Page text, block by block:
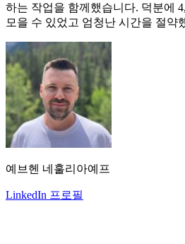
하는 작업을 함께했습니다. 덕분에
모을 수 있었고 엄청난 시간을 절약
예브헨 네훌리아예프
LinkedIn 프로필